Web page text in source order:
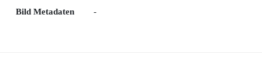
Bild Metadaten -